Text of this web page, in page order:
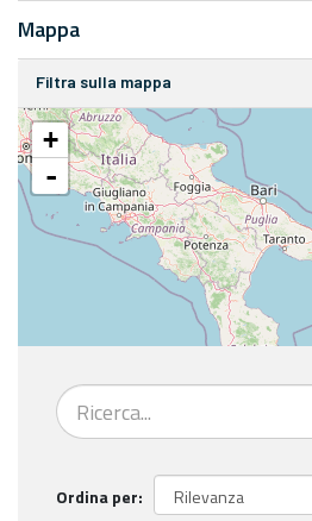
Mappa
Filtra sulla mappa
+
-
Ordina per